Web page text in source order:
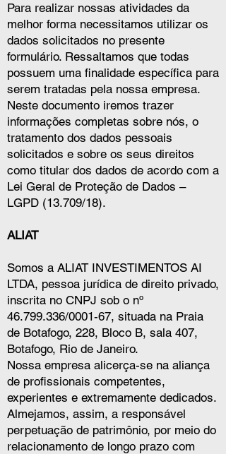
Para realizar nossas atividades da
melhor forma necessitamos utilizar os
dados solicitados no presente
formulário. Ressaltamos que todas
possuem uma finalidade específica para
serem tratadas pela nossa empresa.
Neste documento iremos trazer
informações completas sobre nós, o
tratamento dos dados pessoais
solicitados e sobre os seus direitos
como titular dos dados de acordo com a
Lei Geral de Proteção de Dados –
LGPD (13.709/18).
ALIAT
Somos a ALIAT INVESTIMENTOS AI
LTDA, pessoa jurídica de direito privado,
inscrita no CNPJ sob o nº
46.799.336/0001-67, situada na Praia
de Botafogo, 228, Bloco B, sala 407,
Botafogo, Rio de Janeiro.
Nossa empresa alicerça-se na aliança
de profissionais competentes,
experientes e extremamente dedicados.
Almejamos, assim, a responsável
perpetuação de patrimônio, por meio do
relacionamento de longo prazo com